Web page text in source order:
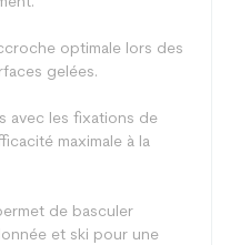
optimale lors des
gelées.
avec les fixations de
maximale à la
de basculer
et ski pour une